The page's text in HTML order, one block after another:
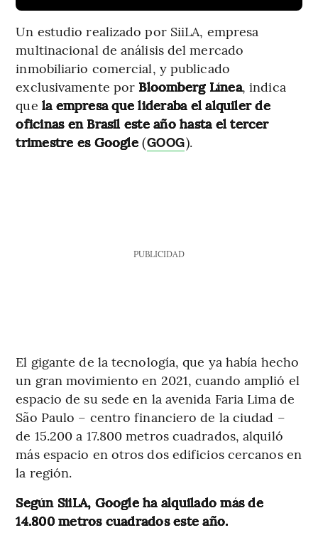
Un estudio realizado por SiiLA, empresa
multinacional de análisis del mercado
inmobiliario comercial, y publicado
exclusivamente por Bloomberg Línea, indica
que la empresa que lideraba el alquiler de
oficinas en Brasil este año hasta el tercer
trimestre es Google(GOOG).
PUBLICIDAD
El gigante de la tecnología, que ya había hecho
un gran movimiento en 2021, cuando amplió el
espacio de su sede en la avenida Faria Lima de
São Paulo – centro financiero de la ciudad –
de 15.200 a 17.800 metros cuadrados, alquiló
más espacio en otros dos edificios cercanos en
la región.
Según SiiLA, Google ha alquilado más de
14.800 metros cuadrados este año.